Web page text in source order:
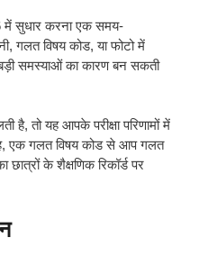
सुधार करना एक समय-
गलत विषय कोड, या फोटो में
बड़ी समस्याओं का कारण बन सकती
तो यह आपके परीक्षा परिणामों में
एक गलत विषय कोड से आप गलत
छात्रों के शैक्षणिक रिकॉर्ड पर